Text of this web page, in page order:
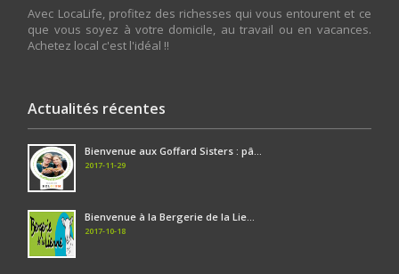
Avec LocaLife, profitez des richesses qui vous entourent et ce
que vous soyez à votre domicile, au travail ou en vacances.
Achetez local c'est l'idéal !!
Actualités récentes
Bienvenue aux Goffard Sisters : pâ...
2017-11-29
Bienvenue à la Bergerie de la Lie...
2017-10-18